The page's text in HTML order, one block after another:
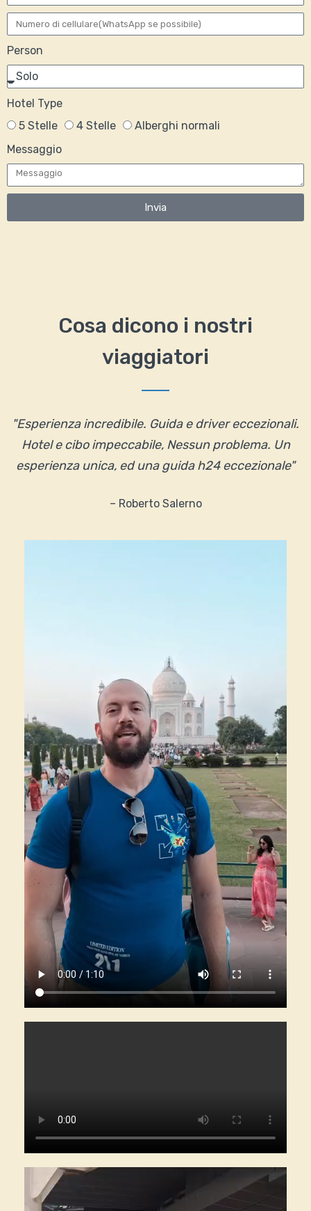
Person
Hotel Type
5 Stelle
4 Stelle
Alberghi normali
Messaggio
Invia
Cosa dicono i nostri
viaggiatori
"Esperienza incredibile. Guida e driver eccezionali.
Hotel e cibo impeccabile, Nessun problema. Un
esperienza unica, ed una guida h24 eccezionale"
– Roberto Salerno